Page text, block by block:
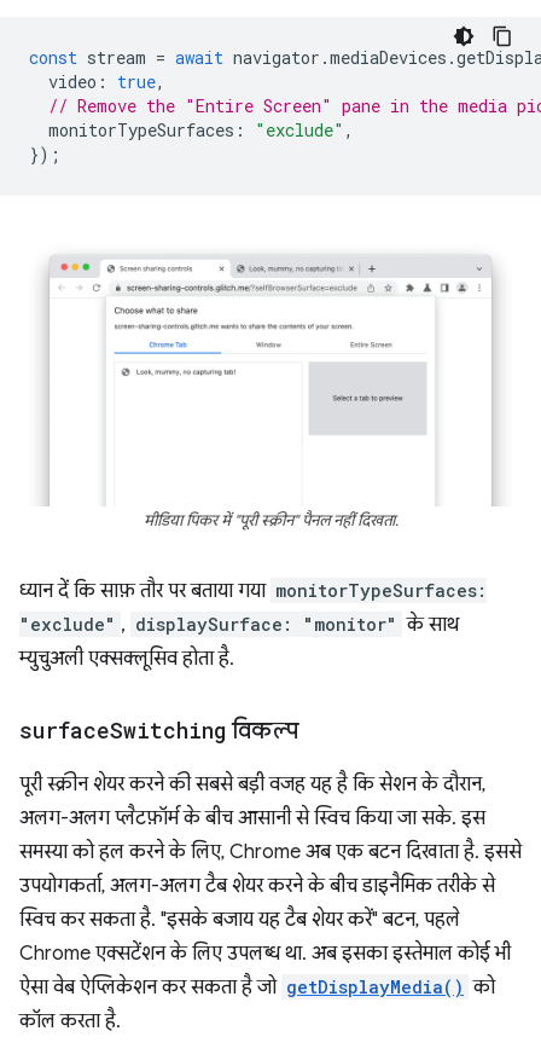
const stream = await navigator .mediaDevices .
video : true,
// Remove the "Entire Screen" pane in the media
monitorTypeSurfaces : "exclude" ,
});
मीडिया पिकर में "पूरी स्क्रीन" पैनल नहीं दिखता.
ध्यान दें कि साफ़ तौर पर बताया गया monitorTypeSurfaces:
"exclude" , displaySurface: "monitor" के साथ
म्युचुअली एक्सक्लूसिव होता है.
surfaceSwitching विकल्प
पूरी स्क्रीन शेयर करने की सबसे बड़ी वजह यह है कि सेशन के दौरान,
अलग-अलग प्लैटफ़ॉर्म के बीच आसानी से स्विच किया जा सके. इस
समस्या को हल करने के लिए, Chrome अब एक बटन दिखाता है. इससे
उपयोगकर्ता, अलग-अलग टैब शेयर करने के बीच डाइनैमिक तरीके से
स्विच कर सकता है. "इसके बजाय यह टैब शेयर करें" बटन, पहले
Chrome एक्सटेंशन के लिए उपलब्ध था. अब इसका इस्तेमाल कोई भी
ऐसा वेब ऐप्लिकेशन कर सकता है जो getDisplayMedia() को
कॉल करता है.